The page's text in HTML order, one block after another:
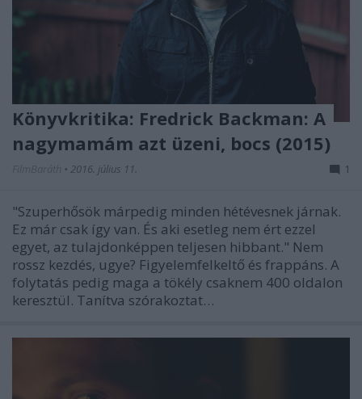
Könyvkritika: Fredrick Backman: A
nagymamám azt üzeni, bocs (2015)
• 2016. július 11. 1
"Szuperhősök márpedig minden hétévesnek járnak.
Ez már csak így van. És aki esetleg nem ért ezzel
egyet, az tulajdonképpen teljesen hibbant." Nem
rossz kezdés, ugye? Figyelemfelkeltő és frappáns. A
folytatás pedig maga a tökély csaknem 400 oldalon
keresztül. Tanítva szórakoztat…